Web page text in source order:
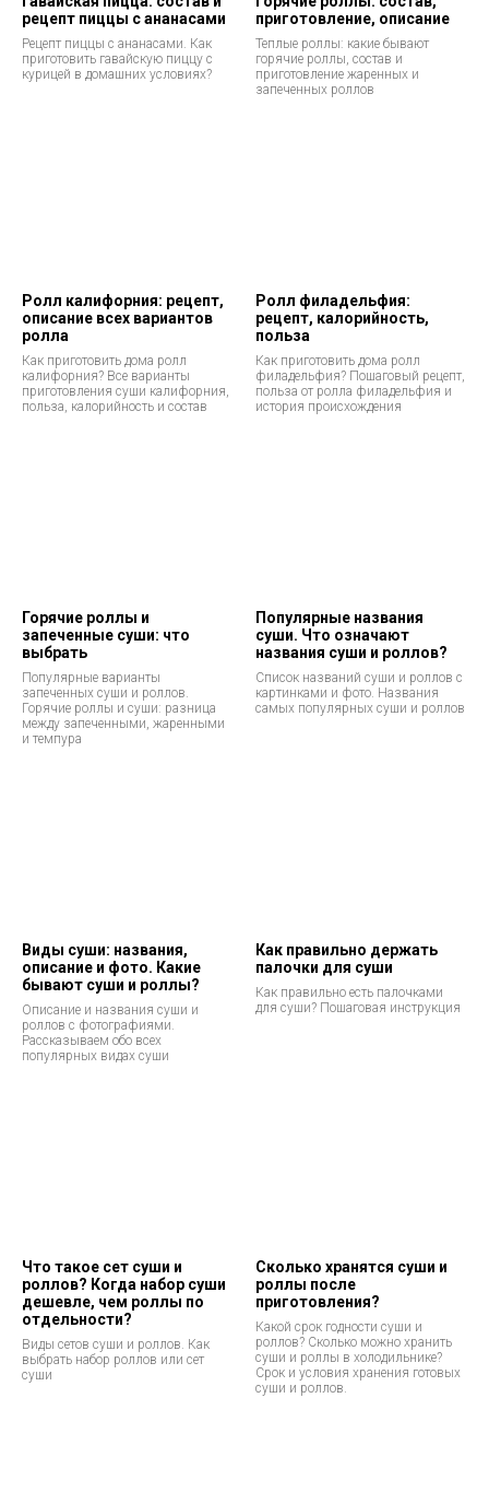
рецепт пиццы с ананасами
Рецепт пиццы с ананасами. Как
приготовить гавайскую пиццу с
курицей в домашних условиях?
приготовление, описание
Теплые роллы: какие бывают
горячие роллы, состав и
приготовление жаренных и
запеченных роллов
Ролл калифорния: рецепт,
описание всех вариантов
ролла
Как приготовить дома ролл
калифорния? Все варианты
приготовления суши калифорния,
польза, калорийность и состав
Ролл филадельфия:
рецепт, калорийность,
польза
Как приготовить дома ролл
филадельфия? Пошаговый рецепт,
польза от ролла филадельфия и
история происхождения
Горячие роллы и
запеченные суши: что
выбрать
Популярные варианты
запеченных суши и роллов.
Горячие роллы и суши: разница
между запеченными, жаренными
и темпура
Популярные названия
суши. Что означают
названия суши и роллов?
Список названий суши и роллов с
картинками и фото. Названия
самых популярных суши и роллов
Виды суши: названия,
описание и фото. Какие
бывают суши и роллы?
Описание и названия суши и
роллов с фотографиями.
Рассказываем обо всех
популярных видах суши
Как правильно держать
палочки для суши
Как правильно есть палочками
для суши? Пошаговая инструкция
Что такое сет суши и
роллов? Когда набор суши
дешевле, чем роллы по
отдельности?
Виды сетов суши и роллов. Как
выбрать набор роллов или сет
суши
Сколько хранятся суши и
роллы после
приготовления?
Какой срок годности суши и
роллов? Сколько можно хранить
суши и роллы в холодильнике?
Срок и условия хранения готовых
суши и роллов.